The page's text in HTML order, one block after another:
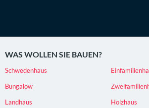
WAS WOLLEN SIE BAUEN?
Schwedenhaus
Bungalow
Landhaus
Holzhaus